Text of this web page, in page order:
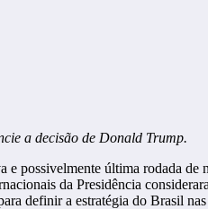
a decisão de Donald Trump.
possivelmente última rodada
da Presidência
definir a estratégia do Brasil